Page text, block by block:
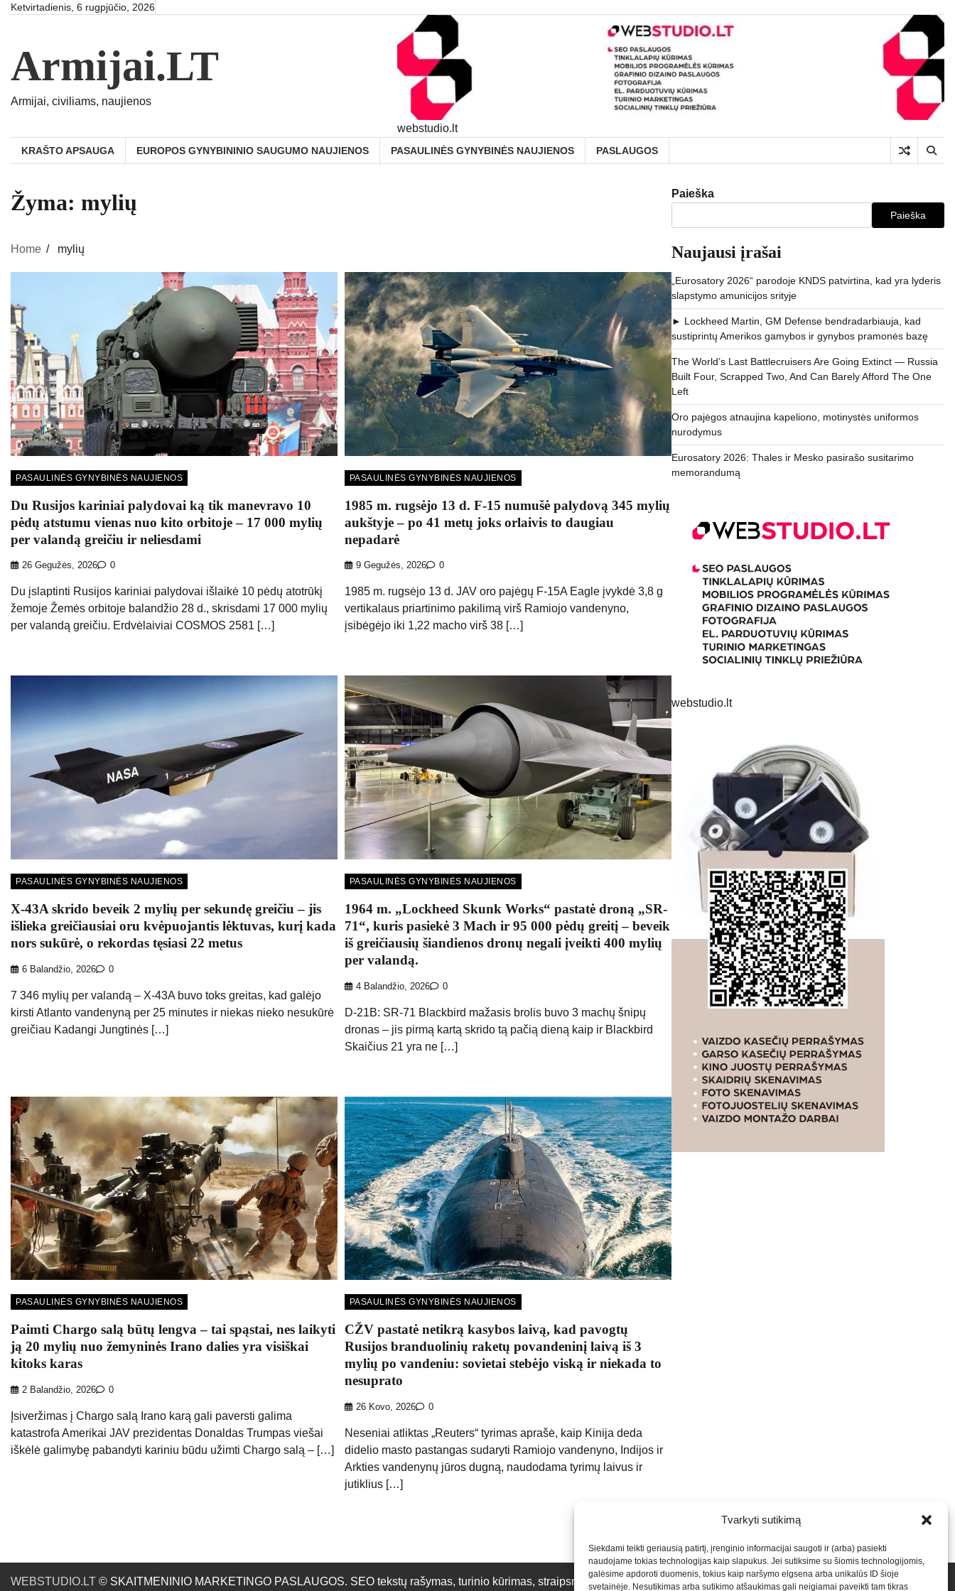
Tvarkyti sutikimą
Siekdami teikti geriausią patirtį, įrenginio informacijai saugoti ir (arba) pasiekti
naudojame tokias technologijas kaip slapukus. Jei sutiksime su šiomis technologijomis,
galėsime apdoroti duomenis, tokius kaip naršymo elgsena arba unikalūs ID šioje
svetainėje. Nesutikimas arba sutikimo atšaukimas gali neigiamai paveikti tam tikras
SkipKetvirtadienis, 6 rugpjūčio, 2026
Armijai.LT
Armijai, civiliams, naujienos
webstudio.lt
KRAŠTO APSAUGA EUROPOS GYNYBININIO SAUGUMO NAUJIENOS PASAULINĖS GYNYBINĖS NAUJIENOS PASLAUGOS
Žyma: mylių
Home mylių
PASAULINĖS GYNYBINĖS NAUJIENOS
Du Rusijos kariniai palydovai ką tik manevravo 10
pėdų atstumu vienas nuo kito orbitoje – 17 000 mylių
per valandą greičiu ir neliesdami
26 Gegužės, 2026 0
Du įslaptinti Rusijos kariniai palydovai išlaikė 10 pėdų atotrūkį
žemoje Žemės orbitoje balandžio 28 d., skrisdami 17 000 mylių
per valandą greičiu. Erdvėlaiviai COSMOS 2581 […]
PASAULINĖS GYNYBINĖS NAUJIENOS
1985 m. rugsėjo 13 d. F-15 numušė palydovą 345 mylių
aukštyje – po 41 metų joks orlaivis to daugiau
nepadarė
9 Gegužės, 2026 0
1985 m. rugsėjo 13 d. JAV oro pajėgų F-15A Eagle įvykdė 3,8 g
vertikalaus priartinimo pakilimą virš Ramiojo vandenyno,
įsibėgėjo iki 1,22 macho virš 38 […]
PASAULINĖS GYNYBINĖS NAUJIENOS
X-43A skrido beveik 2 mylių per sekundę greičiu – jis
išlieka greičiausiai oru kvėpuojantis lėktuvas, kurį kada
nors sukūrė, o rekordas tęsiasi 22 metus
6 Balandžio, 2026 0
7 346 mylių per valandą – X-43A buvo toks greitas, kad galėjo
kirsti Atlanto vandenyną per 25 minutes ir niekas nieko nesukūrė
greičiau Kadangi Jungtinės […]
PASAULINĖS GYNYBINĖS NAUJIENOS
1964 m. „Lockheed Skunk Works“ pastatė droną „SR-
71“, kuris pasiekė 3 Mach ir 95 000 pėdų greitį – beveik
iš greičiausių šiandienos dronų negali įveikti 400 mylių
per valandą.
4 Balandžio, 2026 0
D-21B: SR-71 Blackbird mažasis brolis buvo 3 machų šnipų
dronas – jis pirmą kartą skrido tą pačią dieną kaip ir Blackbird
Skaičius 21 yra ne […]
PASAULINĖS GYNYBINĖS NAUJIENOS
Paimti Chargo salą būtų lengva – tai spąstai, nes laikyti
ją 20 mylių nuo žemyninės Irano dalies yra visiškai
kitoks karas
2 Balandžio, 2026 0
Įsiveržimas į Chargo salą Irano karą gali paversti galima
katastrofa Amerikai JAV prezidentas Donaldas Trumpas viešai
iškėlė galimybę pabandyti kariniu būdu užimti Chargo salą – […]
PASAULINĖS GYNYBINĖS NAUJIENOS
CŽV pastatė netikrą kasybos laivą, kad pavogtų
Rusijos branduolinių raketų povandeninį laivą iš 3
mylių po vandeniu: sovietai stebėjo viską ir niekada to
nesuprato
26 Kovo, 2026 0
Neseniai atliktas „Reuters“ tyrimas aprašė, kaip Kinija deda
didelio masto pastangas sudaryti Ramiojo vandenyno, Indijos ir
Arkties vandenynų jūros dugną, naudodama tyrimų laivus ir
jutiklius […]
Paieška
Paieška
Naujausi įrašai
„Eurosatory 2026“ parodoje KNDS patvirtina, kad yra lyderis
slapstymo amunicijos srityje
► Lockheed Martin, GM Defense bendradarbiauja, kad
sustiprintų Amerikos gamybos ir gynybos pramonės bazę
The World’s Last Battlecruisers Are Going Extinct — Russia
Built Four, Scrapped Two, And Can Barely Afford The One
Left
Oro pajėgos atnaujina kapeliono, motinystės uniformos
nurodymus
Eurosatory 2026: Thales ir Mesko pasirašo susitarimo
memorandumą
webstudio.lt
WEBSTUDIO.LT © SKAITMENINIO MARKETINGO PASLAUGOS. SEO tekstų rašymas, turinio kūrimas, straipsnių rašymas ir talpinimas į mūsų valdomas svetaines.2026Armijai.LT